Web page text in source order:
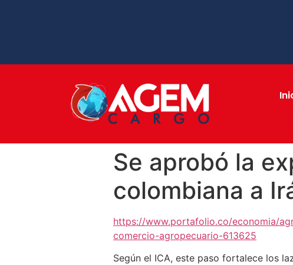
Se aprobó la
colombiana a
https://www.portafolio.co/economia/
comercio-agropecuario-613625
Según el ICA, este paso fortalece los